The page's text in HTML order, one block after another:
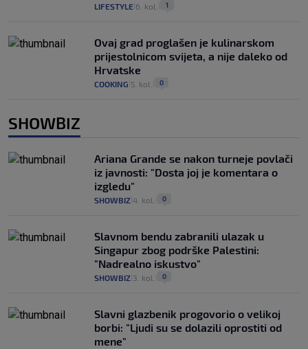
LIFESTYLE 6. kol. 1
Ovaj grad proglašen je kulinarskom
prijestolnicom svijeta, a nije daleko od
Hrvatske
COOKING 5. kol. 0
SHOWBIZ
Ariana Grande se nakon turneje povlači
iz javnosti: "Dosta joj je komentara o
izgledu"
SHOWBIZ 4. kol. 0
Slavnom bendu zabranili ulazak u
Singapur zbog podrške Palestini:
"Nadrealno iskustvo"
SHOWBIZ 3. kol. 0
Slavni glazbenik progovorio o velikoj
borbi: "Ljudi su se dolazili oprostiti od
mene"